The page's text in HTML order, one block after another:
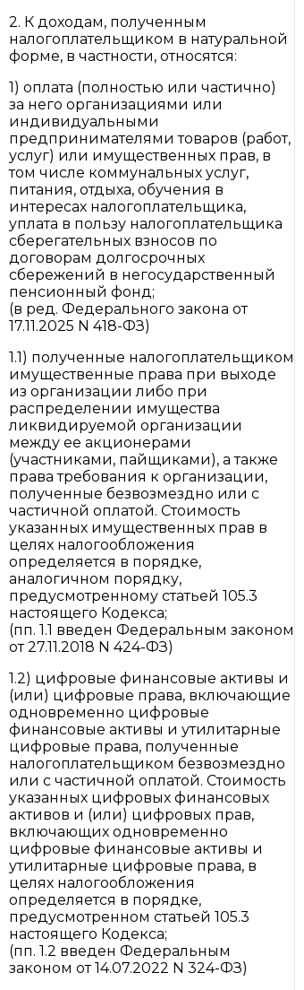
2. К доходам, полученным
налогоплательщиком в натуральной
форме, в частности, относятся:
1) оплата (полностью или частично)
за него организациями или
индивидуальными
предпринимателями товаров (работ,
услуг) или имущественных прав, в
том числе коммунальных услуг,
питания, отдыха, обучения в
интересах налогоплательщика,
уплата в пользу налогоплательщика
сберегательных взносов по
договорам долгосрочных
сбережений в негосударственный
пенсионный фонд;
(в ред. Федерального закона от
17.11.2025 N 418-ФЗ)
1.1) полученные налогоплательщиком
имущественные права при выходе
из организации либо при
распределении имущества
ликвидируемой организации
между ее акционерами
(участниками, пайщиками), а также
права требования к организации,
полученные безвозмездно или с
частичной оплатой. Стоимость
указанных имущественных прав в
целях налогообложения
определяется в порядке,
аналогичном порядку,
предусмотренному статьей 105.3
настоящего Кодекса;
(пп. 1.1 введен Федеральным законом
от 27.11.2018 N 424-ФЗ)
1.2) цифровые финансовые активы и
(или) цифровые права, включающие
одновременно цифровые
финансовые активы и утилитарные
цифровые права, полученные
налогоплательщиком безвозмездно
или с частичной оплатой. Стоимость
указанных цифровых финансовых
активов и (или) цифровых прав,
включающих одновременно
цифровые финансовые активы и
утилитарные цифровые права, в
целях налогообложения
определяется в порядке,
предусмотренном статьей 105.3
настоящего Кодекса;
(пп. 1.2 введен Федеральным
законом от 14.07.2022 N 324-ФЗ)